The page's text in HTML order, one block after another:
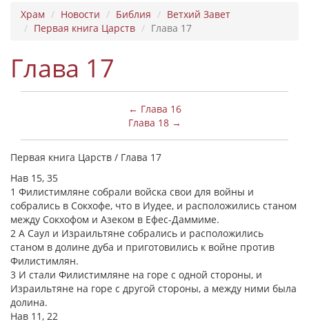
Храм Новости Библия
Ветхий Завет
Первая книга Царств
Глава 17
Глава 17
← Глава 16
Глава 18 →
Первая книга Царств / Глава 17
Нав 15, 35
1 Филистимляне собрали войска свои для войны и
собрались в Сокхофе, что в Иудее, и расположились станом
между Сокхофом и Азеком в Ефес-Даммиме.
2 А Саул и Израильтяне собрались и расположились
станом в долине дуба и приготовились к войне против
Филистимлян.
3 И стали Филистимляне на горе с одной стороны, и
Израильтяне на горе с другой стороны, а между ними была
долина.
Нав 11, 22